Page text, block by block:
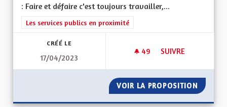
: Faire et défaire c'est toujours travailler,...
Filtrer les résultats de la catégorie : Les services publics en
Les services publics en proximité
CRÉÉ LE
17/04/2023
49 49 ABONNÉS
SUIVRE
VOIR LA PROPOSITION JE